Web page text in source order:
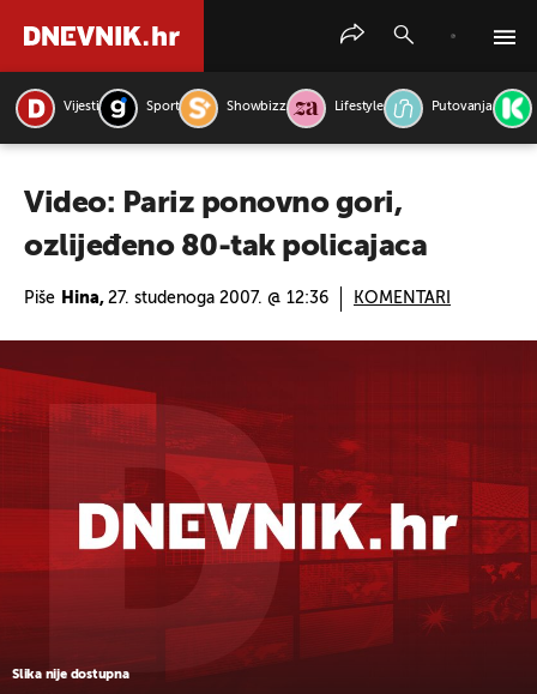
Vijesti Sport Showbizz Lifestyle Putovanja
Video: Pariz ponovno gori,
ozlijeđeno 80-tak policajaca
Piše Hina, 27. studenoga 2007. @ 12:36 KOMENTARI
Slika nije dostupna
PRETRAŽITE VIJESTI